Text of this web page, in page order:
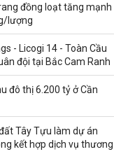
đồng loạt tăng mạnh
lượng
- Licogi 14 - Toàn Cầu
đội tại Bắc Cam Ranh
đô thị 6.200 tỷ ở Cần
Tây Tựu làm dự án
kết hợp dịch vụ thương